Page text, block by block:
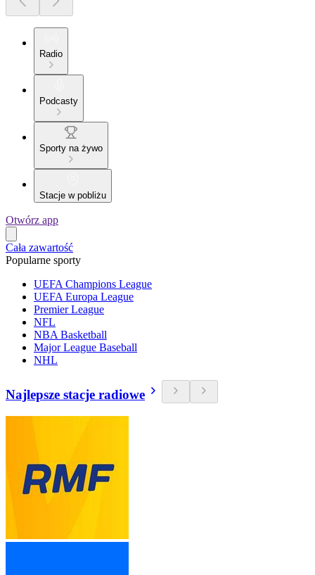
Radio
Podcasty
Sporty na żywo
Stacje w pobliżu
Otwórz app
Cała zawartość
Popularne sporty
UEFA Champions League
UEFA Europa League
Premier League
NFL
NBA Basketball
Major League Baseball
NHL
Najlepsze stacje radiowe